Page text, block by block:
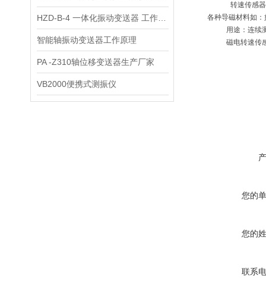
智能轴振动变送器工作原理
PA -Z310轴位移变送器生产厂家
VB2000便携式测振仪
转速传感
各种导磁材料如
用途：连续
磁电转速传
您的
您的
联系